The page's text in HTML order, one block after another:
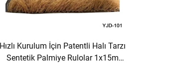
Hızlı Kurulum İçin Patentli Halı Tarzı
Sentetik Palmiye Rulolar 1x15m